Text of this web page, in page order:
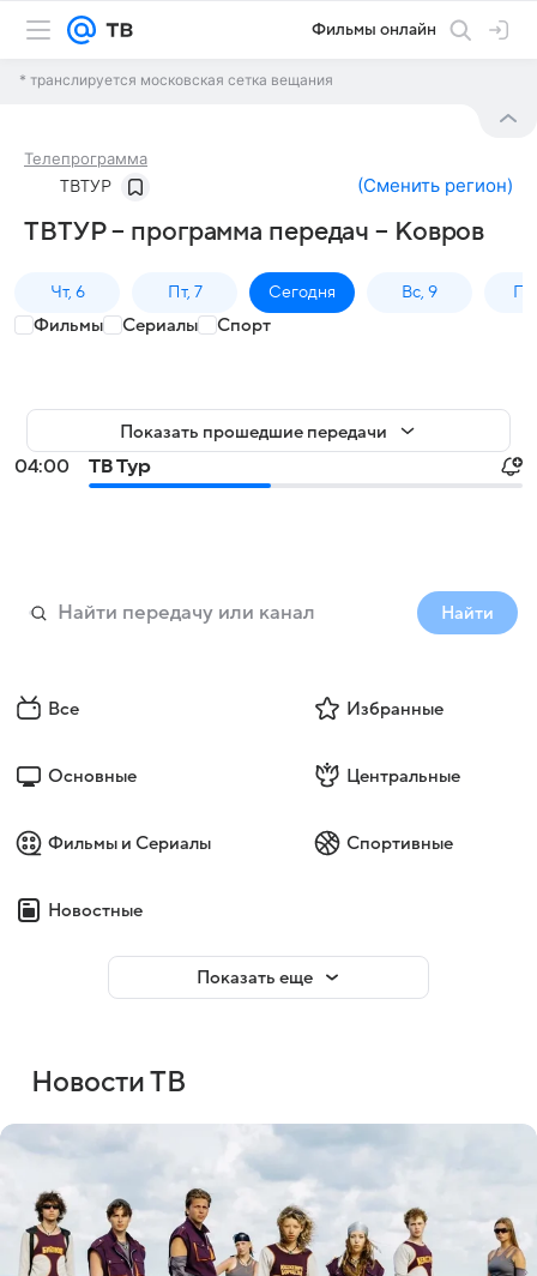
Фильмы онлайн
* транслируется московская сетка вещания
Телепрограмма
ТВТУР (Сменить регион)
ТВТУР – программа передач – Ковров
Чт, 6 Пт, 7 Сегодня Вс, 9
Фильмы Сериалы Спорт
Показать прошедшие передачи
04:00 ТВ Тур
Найти
Все Избранные
Основные Центральные
Фильмы и Сериалы Спортивные
Новостные
Показать еще
Новости ТВ